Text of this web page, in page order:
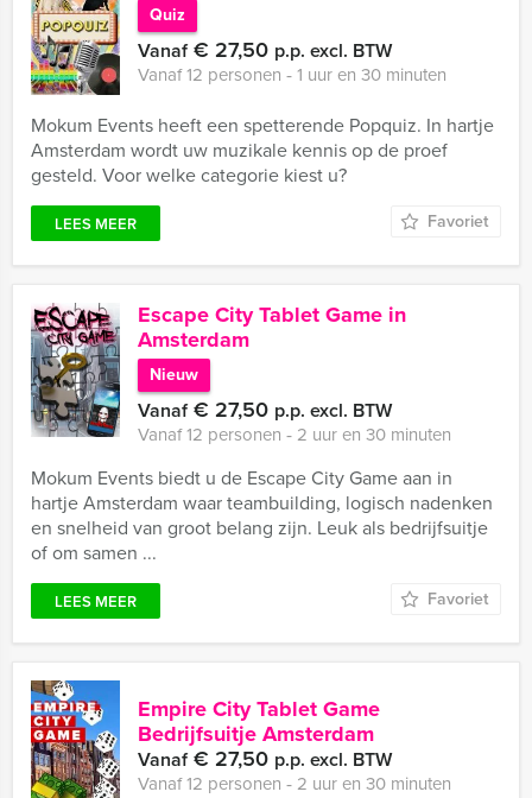
Quiz
Vanaf€ 27,50 p.p. excl. BTW
Vanaf 12 personen ‐ 1 uur en 30 minuten
Mokum Events heeft een spetterende Popquiz. In hartje
Amsterdam wordt uw muzikale kennis op de proef
gesteld. Voor welke categorie kiest u?
LEES MEER Favoriet
Escape City Tablet Game in
Amsterdam
Nieuw
Vanaf€ 27,50 p.p. excl. BTW
Vanaf 12 personen ‐ 2 uur en 30 minuten
Mokum Events biedt u de Escape City Game aan in
hartje Amsterdam waar teambuilding, logisch nadenken
en snelheid van groot belang zijn. Leuk als bedrijfsuitje
of om samen ...
LEES MEER Favoriet
Empire City Tablet Game
Bedrijfsuitje Amsterdam
Vanaf€ 27,50 p.p. excl. BTW
Vanaf 12 personen ‐ 2 uur en 30 minuten